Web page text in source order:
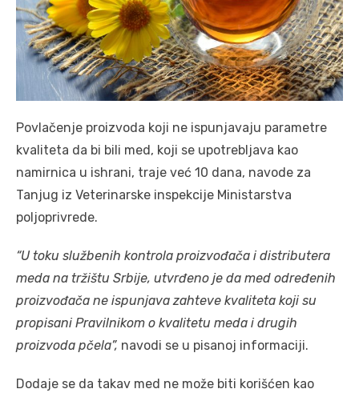
Povlačenje proizvoda koji ne ispunjavaju parametre
kvaliteta da bi bili med, koji se upotrebljava kao
namirnica u ishrani, traje već 10 dana, navode za
Tanjug iz Veterinarske inspekcije Ministarstva
poljoprivrede.
“U toku službenih kontrola proizvođača i distributera
meda na tržištu Srbije, utvrđeno je da med određenih
proizvođača ne ispunjava zahteve kvaliteta koji su
propisani Pravilnikom o kvalitetu meda i drugih
proizvoda pčela”, navodi se u pisanoj informaciji.
Dodaje se da takav med ne može biti korišćen kao